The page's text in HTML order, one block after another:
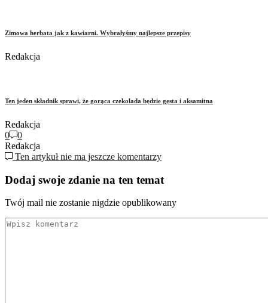
Zimowa herbata jak z kawiarni. Wybrałyśmy najlepsze przepisy
Redakcja
Ten jeden składnik sprawi, że gorąca czekolada będzie gęsta i aksamitna
Redakcja
0
0
Redakcja
Ten artykuł nie ma jeszcze komentarzy
Dodaj swoje zdanie na ten temat
Twój mail nie zostanie nigdzie opublikowany